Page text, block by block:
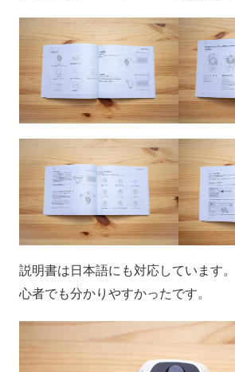
説明書は日本語にも対応しています
心者でも分かりやすかったです。